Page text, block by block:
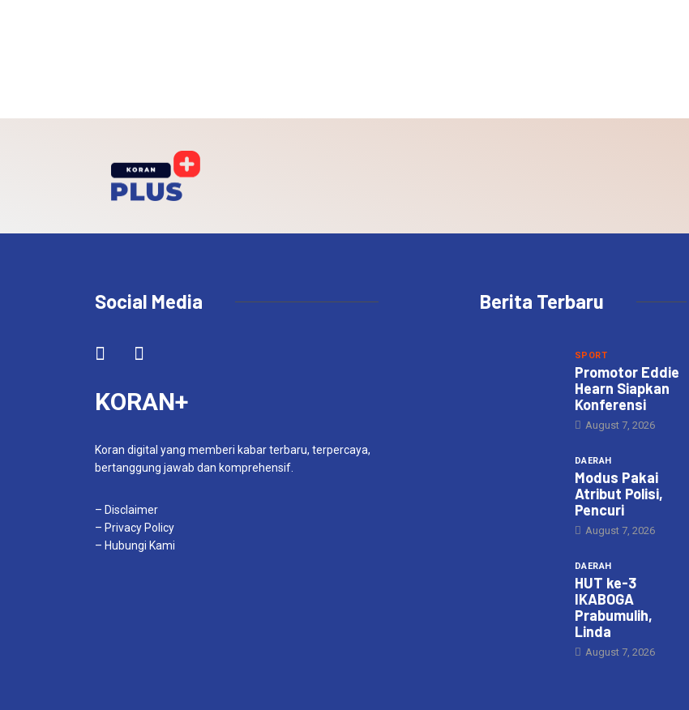
Social Media
KORAN+
Koran digital yang memberi kabar terbaru, terpercaya,
bertanggung jawab dan komprehensif.
– Disclaimer
– Privacy Policy
– Hubungi Kami
Berita Terbaru
SPORT
Promotor Eddie
Hearn Siapkan
Konferensi
August 7, 2026
DAERAH
Modus Pakai
Atribut Polisi,
Pencuri
August 7, 2026
DAERAH
HUT ke-3
IKABOGA
Prabumulih,
Linda
August 7, 2026